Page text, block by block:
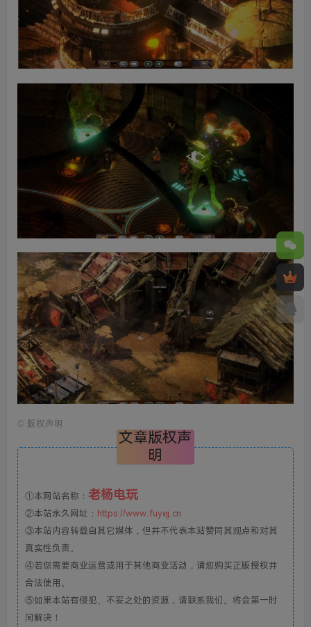
© 版权声明
文章版权声
明
①本网站名称： 老杨电玩
②本站永久网址： https://www.fuyej.cn
③本站内容转载自其它媒体，但并不代表本站赞同其观点和对其
真实性负责。
④若您需要商业运营或用于其他商业活动，请您购买正版授权并
合法使用。
⑤如果本站有侵犯、不妥之处的资源，请联系我们。将会第一时
间解决！